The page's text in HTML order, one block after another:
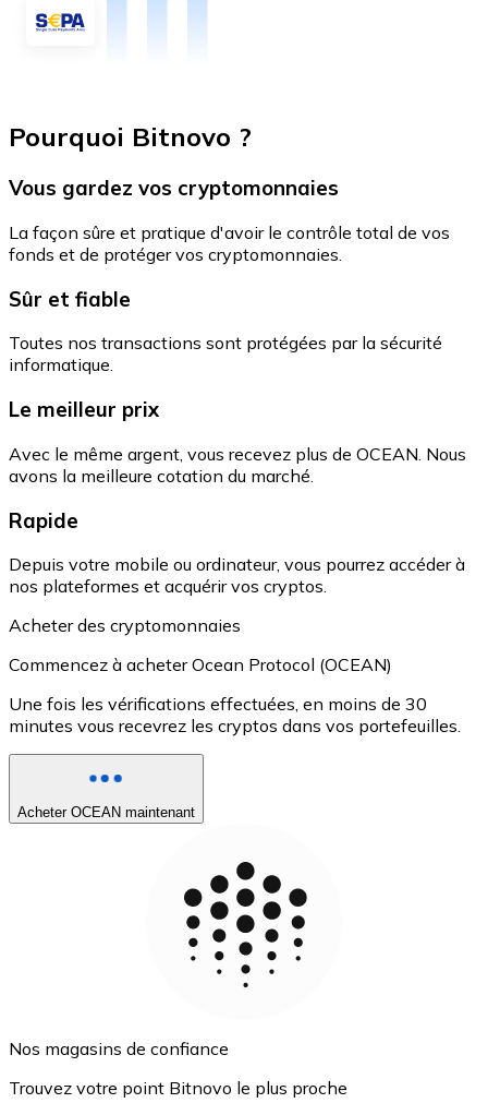
Pourquoi Bitnovo ?
Vous gardez vos cryptomonnaies
La façon sûre et pratique d'avoir le contrôle total de vos
fonds et de protéger vos cryptomonnaies.
Sûr et fiable
Toutes nos transactions sont protégées par la sécurité
informatique.
Le meilleur prix
Avec le même argent, vous recevez plus de OCEAN. Nous
avons la meilleure cotation du marché.
Rapide
Depuis votre mobile ou ordinateur, vous pourrez accéder à
nos plateformes et acquérir vos cryptos.
Acheter des cryptomonnaies
Commencez à acheter Ocean Protocol (OCEAN)
Une fois les vérifications effectuées, en moins de 30
minutes vous recevrez les cryptos dans vos portefeuilles.
Acheter OCEAN maintenant
Nos magasins de confiance
Trouvez votre point Bitnovo le plus proche